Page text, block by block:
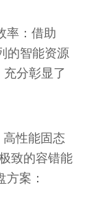
率：借助
的智能资源
分彰显了
性能固态
致的容错能
案：